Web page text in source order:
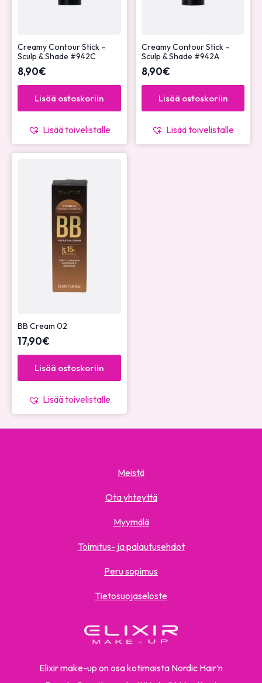
Creamy Contour Stick –
Sculp & Shade #942C
8,90€
Lisää ostoskoriin
Lisää toivelistalle
Creamy Contour Stick –
Sculp & Shade #942A
8,90€
Lisää ostoskoriin
Lisää toivelistalle
BB Cream 02
17,90€
Lisää ostoskoriin
Lisää toivelistalle
Elixir make-up on osa kotimaista Nordic Hair’n
Meistä
Ota yhteyttä
Myymälä
Toimitus- ja palautusehdot
Peru sopimus
Tietosuojaseloste